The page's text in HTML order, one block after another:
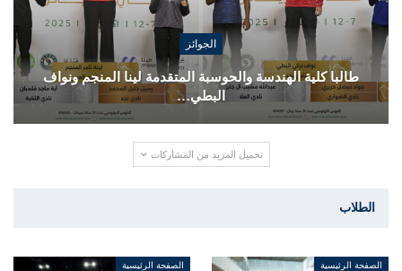
الجوائز
طالبا كلية الهندسة والحوسبة المتقدمة لينا المنجم ونواف
البطي…
تحميل المزيد من المشاركات
الطلاب
الصفحة الرئيسية الصفحة الرئيسية